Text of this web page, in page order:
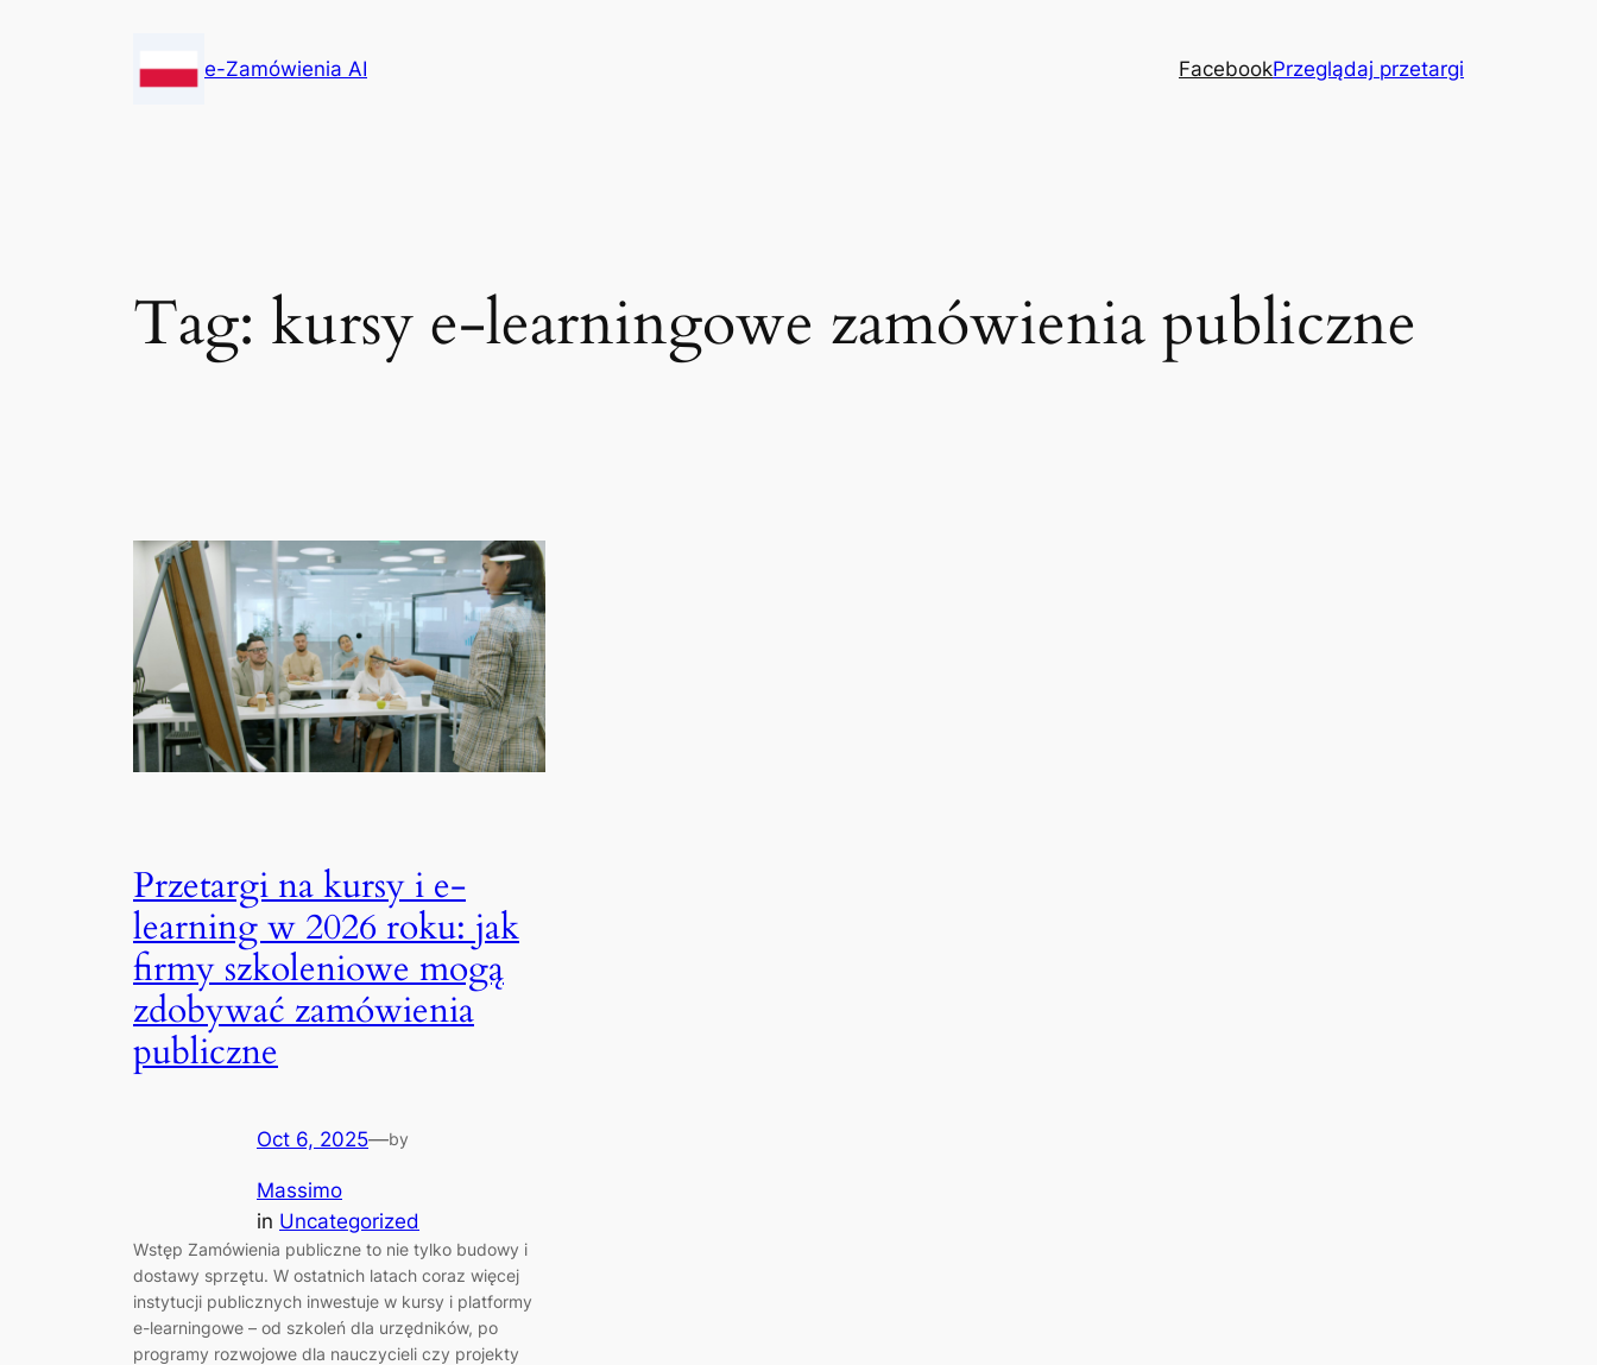
e-Zamówienia AI FacebookPrzeglądaj przetargi
Tag: kursy e-learningowe zamówienia publiczne
Przetargi na kursy i e-
learning w 2026 roku: jak
firmy szkoleniowe mogą
zdobywać zamówienia
publiczne
Oct 6, 2025—by
Massimo
in Uncategorized
Wstęp Zamówienia publiczne to nie tylko budowy i
dostawy sprzętu. W ostatnich latach coraz więcej
instytucji publicznych inwestuje w kursy i platformy
e-learningowe – od szkoleń dla urzędników, po
programy rozwojowe dla nauczycieli czy projekty